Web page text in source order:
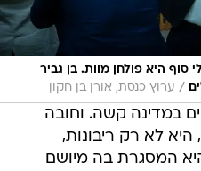
סוף היא פולחן מוות. בן גביר
/ ערוץ כנסת, אורן בן חקון
במדינה קשה. וחובה
לא רק ריבונות,
המסגרת בה מיושם